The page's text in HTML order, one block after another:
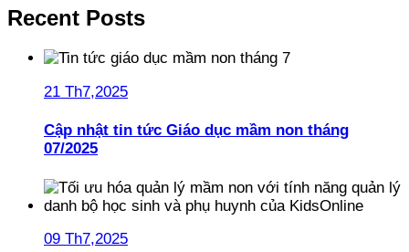
Recent Posts
21 Th7,2025
Cập nhật tin tức Giáo dục mầm non tháng
07/2025
09 Th7,2025